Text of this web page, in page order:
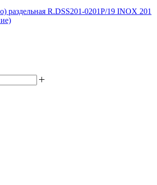
раздельная R.DSS201-0201P/19 INOX 201